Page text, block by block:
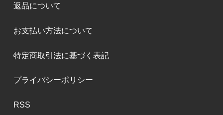
返品について
お支払い方法について
特定商取引法に基づく表記
プライバシーポリシー
RSS